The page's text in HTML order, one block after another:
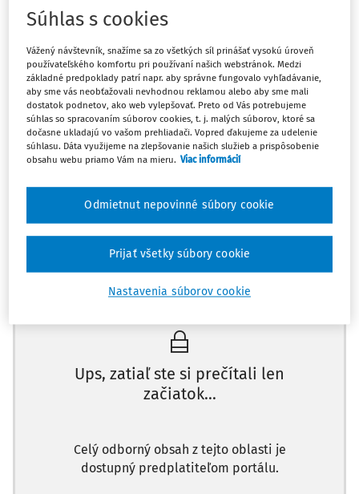
Má byť preto zvýšenie daňového základu uvedené v
riadku 120?
Spoločnosť má aj prípady, keď u partnerov v konkurze
bola tvorená daňová opravná položka (100 %), ktorá sa
po ukončení konkurzu súvahovo vysporiadala. Podľa § 17
ods. 28 ZDP sa zvyšuje a zároveň znižuje daňový základ.
Môžete prosím naznačiť logiku takýchto úkonov, čo mal
Odpoveď
Ups, zatiaľ ste si prečítali len
začiatok...
Celý odborný obsah z tejto oblasti je
dostupný predplatiteľom portálu.
Súhlas s cookies
Vážený návštevník, snažíme sa zo všetkých síl prinášať vysokú úroveň
používateľského komfortu pri používaní našich webstránok. Medzi
základné predpoklady patrí napr. aby správne fungovalo vyhľadávanie,
aby sme vás neobťažovali nevhodnou reklamou alebo aby sme mali
dostatok podnetov, ako web vylepšovať. Preto od Vás potrebujeme
súhlas so spracovaním súborov cookies, t. j. malých súborov, ktoré sa
dočasne ukladajú vo vašom prehliadači. Vopred ďakujeme za udelenie
súhlasu. Dáta využijeme na zlepšovanie našich služieb a prispôsobenie
obsahu webu priamo Vám na mieru. Viac informácií
Nastavenia súborov cookie
Odmietnut nepovinné súbory cookie
Prijať všetky súbory cookie